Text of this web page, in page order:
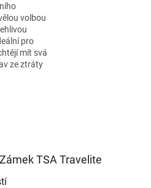
volbou
pro
mít svá
ze ztráty
TSA Travelite